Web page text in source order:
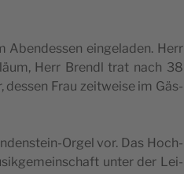
Abend­essen ein­ge­la­den. Herr
Herr Brendl trat nach 38
des­sen Frau zeit­wei­se im Gäs­
Orgel vor. Das Hoch­
unter der Lei­